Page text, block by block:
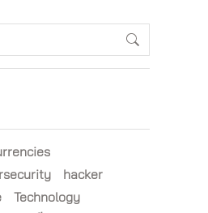
hacker
Technology